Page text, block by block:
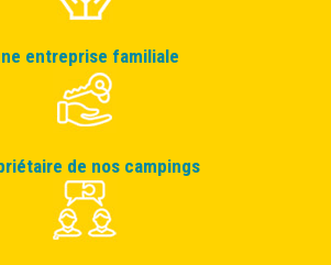
entreprise familiale
de nos campings